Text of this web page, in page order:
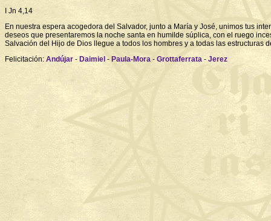
I Jn 4,14
En nuestra espera acogedora del Salvador, junto a María y José, unimos tus
deseos que presentaremos la noche santa en humilde súplica, con el ruego
Salvación del Hijo de Dios llegue a todos los hombres y a todas las estructuras
Felicitación: Andújar - Daimiel - Paula-Mora - Grottaferrata - Jerez